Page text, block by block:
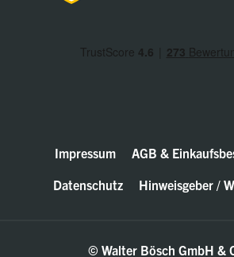
Impressum
AGB &
Datenschutz
Hinweisgeber /
© Walter Bösch GmbH &